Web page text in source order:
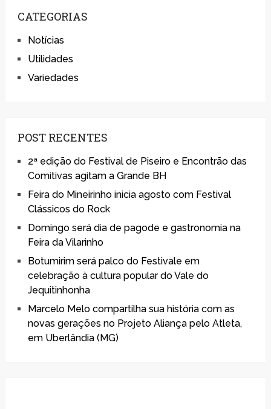
CATEGORIAS
Notícias
Utilidades
Variedades
POST RECENTES
2ª edição do Festival de Piseiro e Encontrão das
Comitivas agitam a Grande BH
Feira do Mineirinho inicia agosto com Festival
Clássicos do Rock
Domingo será dia de pagode e gastronomia na
Feira da Vilarinho
Botumirim será palco do Festivale em
celebração à cultura popular do Vale do
Jequitinhonha
Marcelo Melo compartilha sua história com as
novas gerações no Projeto Aliança pelo Atleta,
em Uberlândia (MG)